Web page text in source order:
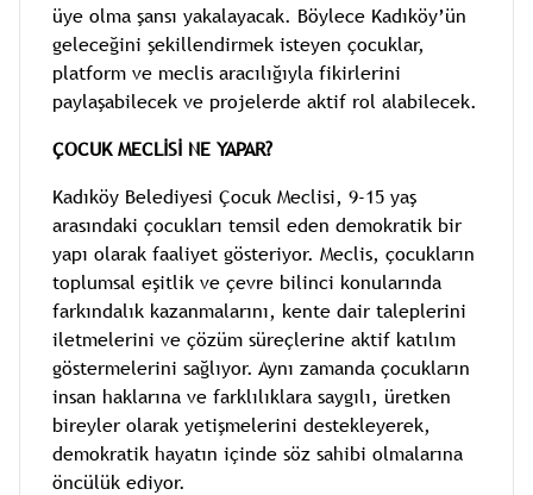
üye olma şansı yakalayacak. Böylece Kadıköy’ün
geleceğini şekillendirmek isteyen çocuklar,
platform ve meclis aracılığıyla fikirlerini
paylaşabilecek ve projelerde aktif rol alabilecek.
ÇOCUK MECLİSİ NE YAPAR?
Kadıköy Belediyesi Çocuk Meclisi, 9-15 yaş
arasındaki çocukları temsil eden demokratik bir
yapı olarak faaliyet gösteriyor. Meclis, çocukların
toplumsal eşitlik ve çevre bilinci konularında
farkındalık kazanmalarını, kente dair taleplerini
iletmelerini ve çözüm süreçlerine aktif katılım
göstermelerini sağlıyor. Aynı zamanda çocukların
insan haklarına ve farklılıklara saygılı, üretken
bireyler olarak yetişmelerini destekleyerek,
demokratik hayatın içinde söz sahibi olmalarına
öncülük ediyor.